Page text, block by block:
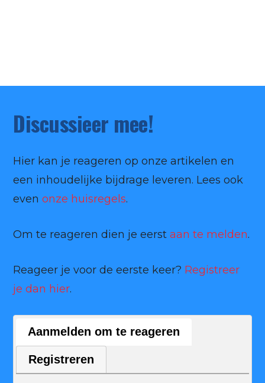
Discussieer mee!
Hier kan je reageren op onze artikelen en
een inhoudelijke bijdrage leveren. Lees ook
evenonze huisregels.
Om te reageren dien je eerstaan te melden.
Reageer je voor de eerste keer? Registreer
je dan hier.
Aanmelden om te reageren
Registreren